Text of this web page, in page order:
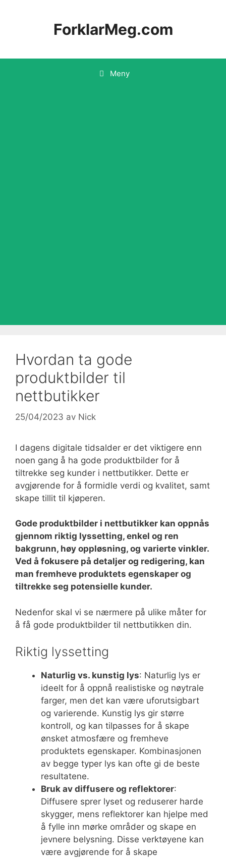
ForklarMeg.com
Meny
Hvordan ta gode
produktbilder til
nettbutikker
25/04/2023 av Nick
I dagens digitale tidsalder er det viktigere enn
noen gang å ha gode produktbilder for å
tiltrekke seg kunder i nettbutikker. Dette er
avgjørende for å formidle verdi og kvalitet, samt
skape tillit til kjøperen.
Gode produktbilder i nettbutikker kan oppnås
gjennom riktig lyssetting, enkel og ren
bakgrunn, høy oppløsning, og varierte vinkler.
Ved å fokusere på detaljer og redigering, kan
man fremheve produktets egenskaper og
tiltrekke seg potensielle kunder.
Nedenfor skal vi se nærmere på ulike måter for
å få gode produktbilder til nettbutikken din.
Riktig lyssetting
Naturlig vs. kunstig lys: Naturlig lys er
ideelt for å oppnå realistiske og nøytrale
farger, men det kan være uforutsigbart
og varierende. Kunstig lys gir større
kontroll, og kan tilpasses for å skape
ønsket atmosfære og fremheve
produktets egenskaper. Kombinasjonen
av begge typer lys kan ofte gi de beste
resultatene.
Bruk av diffusere og reflektorer:
Diffusere sprer lyset og reduserer harde
skygger, mens reflektorer kan hjelpe med
å fylle inn mørke områder og skape en
jevnere belysning. Disse verktøyene kan
være avgjørende for å skape